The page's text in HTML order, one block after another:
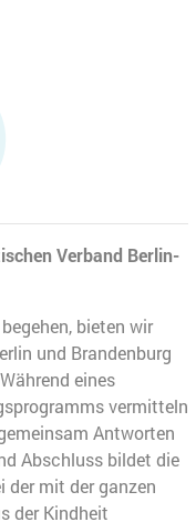
Verband Berlin-
bieten wir
und Brandenburg
eines
vermitteln
Antworten
Abschluss bildet die
der mit der ganzen
der Kindheit